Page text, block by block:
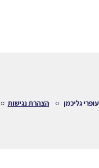
עופרי גליכמן ○ הצהרת נגישות ○